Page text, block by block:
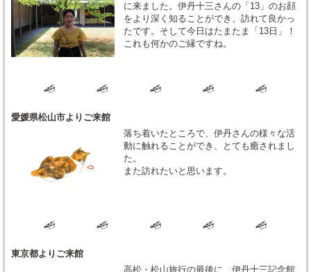
に来ました。伊丹十三さんの「13」のお顔
をより深く知ることができ、訪れて良かっ
たです。そして今日はたまたま「13日」！
これも何かのご縁ですね。
愛媛県松山市よりご来館
落ち着いたところで、伊丹さんの様々な活
動に触れることができ、とても癒されまし
た。
また訪れたいと思います。
東京都よりご来館
高松・松山旅行の最後に、伊丹十三記念館